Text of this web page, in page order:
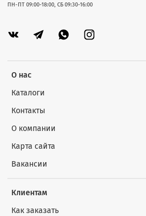
О нас
Каталоги
Контакты
О компании
Карта сайта
Вакансии
Клиентам
Как заказать
ПН-ПТ 09:00-18:00, СБ 09:30-16:00